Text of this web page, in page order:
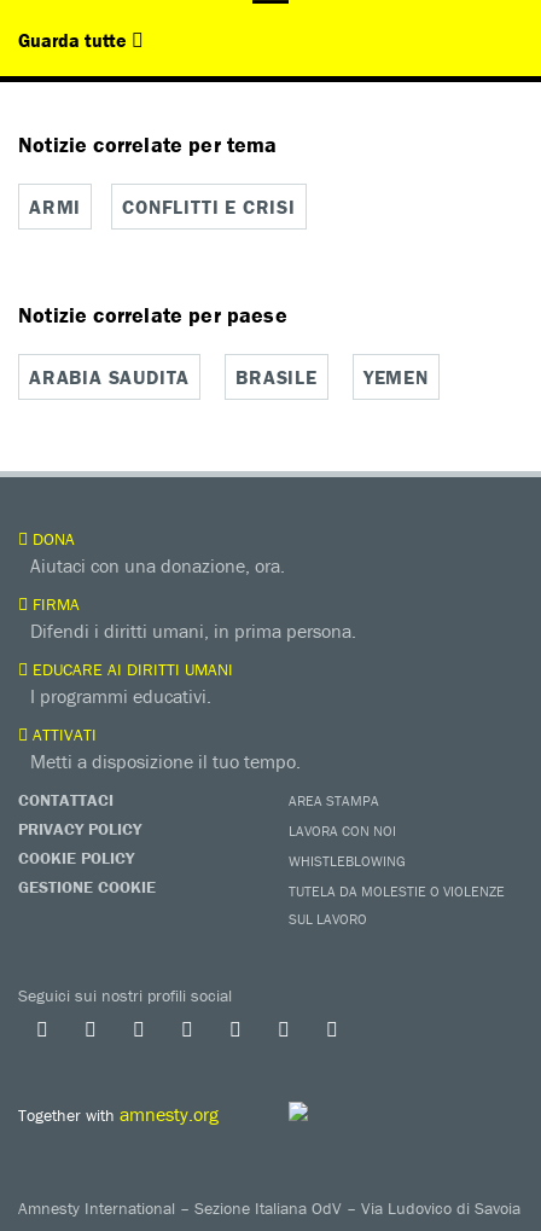
Guarda tutte
Notizie correlate per tema
ARMI CONFLITTI E CRISI
Notizie correlate per paese
ARABIA SAUDITA BRASILE YEMEN
DONA
Aiutaci con una donazione, ora.
FIRMA
Difendi i diritti umani, in prima persona.
EDUCARE AI DIRITTI UMANI
I programmi educativi.
ATTIVATI
Metti a disposizione il tuo tempo.
CONTATTACI
PRIVACY POLICY
COOKIE POLICY
GESTIONE COOKIE
AREA STAMPA
LAVORA CON NOI
WHISTLEBLOWING
TUTELA DA MOLESTIE O VIOLENZE
SUL LAVORO
Seguici sui nostri profili social
Together with amnesty.org
Amnesty International – Sezione Italiana OdV – Via Ludovico di Savoia